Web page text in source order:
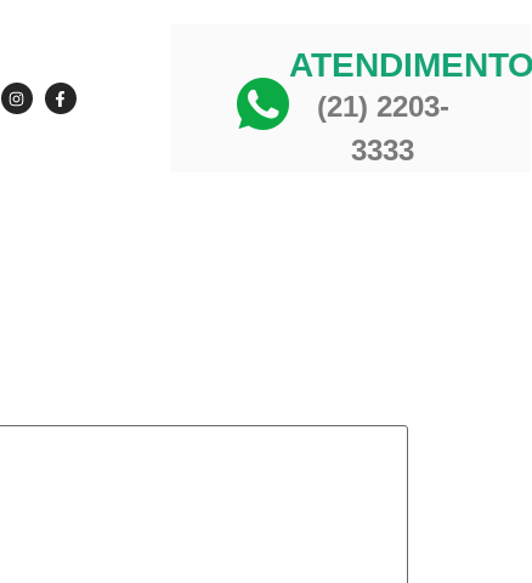
(21) 2203-
3333